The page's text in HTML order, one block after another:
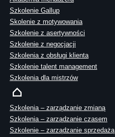
Szkolenie Gallup
Skolenie z motywowania
Szkolenie z asertywności
Szkolenie z negocjacji
Szkolenia z obsługi klienta
Szkolenie talent management
Szkolenia dla mistrzów
Szkolenia – zarządzanie zmianą
Szkolenia – zarządzanie czasem
Szkolenie – zarządzanie sprzedażą